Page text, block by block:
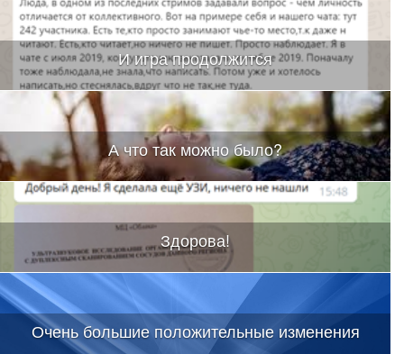
И игра продолжится
А что так можно было?
Здорова!
Очень большие положительные изменения